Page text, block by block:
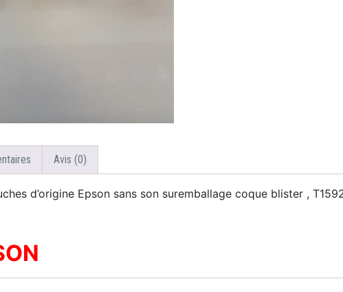
Avis (0)
d’origine Epson sans son suremballage coque blister ,